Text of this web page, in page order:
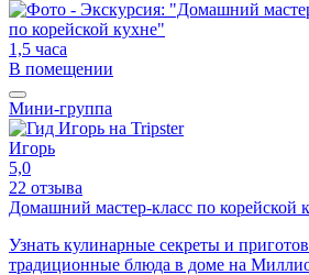
1,5 часа
В помещении
Мини-группа
Игорь
5,0
22 отзыва
Домашний мастер-класс по корейской
Узнать кулинарные секреты и
традиционные блюда в доме на